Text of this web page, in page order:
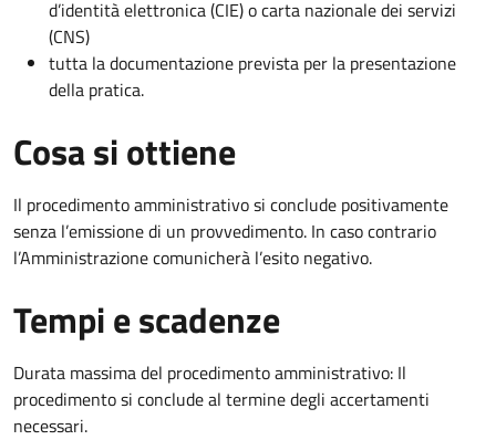
d’identità elettronica (CIE) o carta nazionale dei servizi
(CNS)
tutta la documentazione prevista per la presentazione
della pratica.
Cosa si ottiene
Il procedimento amministrativo si conclude positivamente
senza l’emissione di un provvedimento. In caso contrario
l’Amministrazione comunicherà l’esito negativo.
Tempi e scadenze
Durata massima del procedimento amministrativo: Il
procedimento si conclude al termine degli accertamenti
necessari.